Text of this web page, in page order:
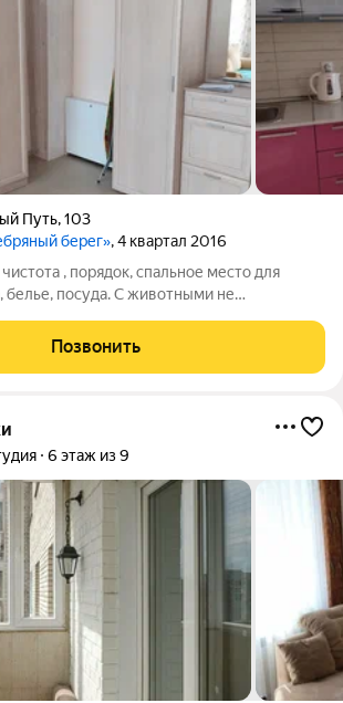
Путь,103
берег», 4 квартал 2016
, порядок, спальное место для
белье, посуда. С животными не
Центр города, удобная
Позвонить
6 этаж из 9